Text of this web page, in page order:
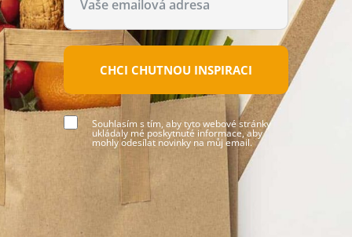
CHCI CHUTNOU INSPIRACI
Souhlasím s tím, aby tyto webové stránky
ukládaly mé poskytnuté informace, aby
mohly odesílat novinky na můj email.